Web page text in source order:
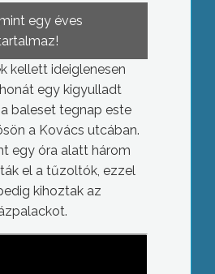
egy éves
kellett ideiglenesen
egy kigyulladt
baleset tegnap este
a Kovács utcában.
egy óra alatt három
el a tűzoltók, ezzel
kihoztak az